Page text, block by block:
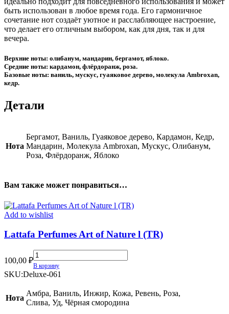
быть использован в любое время года. Его гармоничное
сочетание нот создаёт уютное и расслабляющее настроение,
что делает его отличным выбором, как для дня, так и для
вечера.
Верхние ноты: олибанум, мандарин, бергамот, яблоко.
Средние ноты: кардамон, флёрдоранж, роза.
Базовые ноты: ваниль, мускус, гуаяковое дерево, молекула Ambroxan,
кедр.
Детали
Нота
Бергамот, Ваниль, Гуаяковое дерево, Кардамон, Кедр,
Мандарин, Молекула Ambroxan, Мускус, Олибанум,
Роза, Флёрдоранж, Яблоко
Вам также может понравиться…
Add to wishlist
Lattafa Perfumes Art of Nature l (TR)
100,00 ₽
Lattafa
Perfumes
Art
Nature
l
(TR)
В корзину
SKU:Deluxe-061
Нота
Амбра, Ваниль, Инжир, Кожа, Ревень, Роза,
Слива, Уд, Чёрная смородина